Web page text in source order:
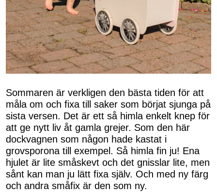
Sommaren är verkligen den bästa tiden för att
måla om och fixa till saker som börjat sjunga på
sista versen. Det är ett så himla enkelt knep för
att ge nytt liv åt gamla grejer. Som den här
dockvagnen som någon hade kastat i
grovsporona till exempel. Så himla fin ju! Ena
hjulet är lite småskevt och det gnisslar lite, men
sånt kan man ju lätt fixa själv. Och med ny färg
och andra småfix är den som ny.